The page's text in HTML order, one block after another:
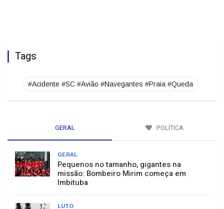
Tags
#Acidente #SC #Avião #Navegantes #Praia #Queda
GERAL POLÍTICA
GERAL
Pequenos no tamanho, gigantes na
missão: Bombeiro Mirim começa em
Imbituba
LUTO